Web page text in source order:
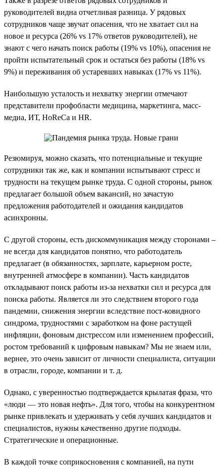
руководителей видна отчетливая разница. У рядовых
сотрудников чаще звучат опасения, что не хватает сил на
новое и ресурса (26% vs 17% ответов руководителей), не
знают с чего начать поиск работы (19% vs 10%), опасения не
пройти испытательный срок и остаться без работы (18% vs
9%) и переживания об устаревших навыках (17% vs 11%).
Наибольшую усталость и нехватку энергии отмечают
представители профобласти медицина, маркетинга, масс-
медиа, ИТ, HoReCa и HR.
Резюмируя, можно сказать, что потенциальные и текущие
сотрудники так же, как и компании испытывают стресс и
трудности на текущем рынке труда. С одной стороны, рынок
предлагает большой объем вакансий, но зачастую
предложения работодателей и ожидания кандидатов
асинхронны.
С другой стороны, есть дискоммуникация между сторонами –
не всегда для кандидатов понятно, что работодатель
предлагает (в обязанностях, зарплате, карьерном росте,
внутренней атмосфере в компании). Часть кандидатов
откладывают поиск работы из-за нехватки сил и ресурса для
поиска работы. Является ли это следствием второго года
пандемии, снижения энергии вследствие пост-ковидного
синдрома, трудностями с заработком на фоне растущей
инфляции, фоновым дистрессом или изменением профессий,
ростом требований к цифровым навыкам? Мы не знаем или,
вернее, это очень зависит от личности специалиста, ситуации
в отрасли, городе, компании и т. д.
Однако, с уверенностью подтверждается крылатая фраза, что
«люди — это новая нефть». Для того, чтобы на конкурентном
рынке привлекать и удерживать у себя лучших кандидатов и
специалистов, нужны качественно другие подходы.
Стратегические и операционные.
В каждой точке соприкосновения с компанией, на пути